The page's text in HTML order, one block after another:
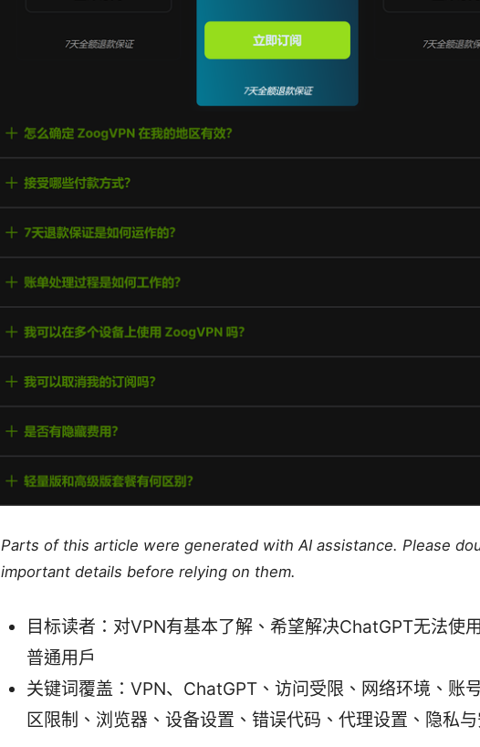
Parts of this article were generated with AI assistance. Please
important details before relying on them.
目标读者：对VPN有基本了解、希望解决ChatGPT无法使
普通用户
关键词覆盖：VPN、ChatGPT、访问受限、网络环境、账
区限制、浏览器、设备设置、错误代码、代理设置、隐私